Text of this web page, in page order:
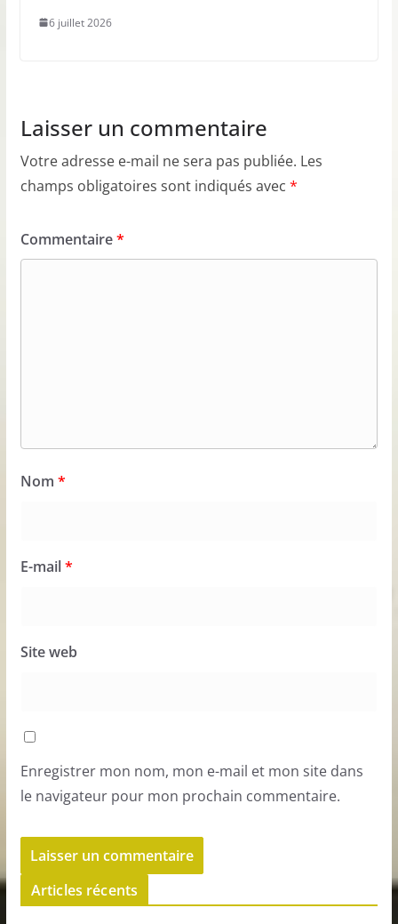
6 juillet 2026
Laisser un commentaire
Votre adresse e-mail ne sera pas publiée. Les
champs obligatoires sont indiqués avec *
Commentaire*
Nom *
E-mail*
Site web
Enregistrer mon nom, mon e-mail et mon site dans
le navigateur pour mon prochain commentaire.
Articles récents